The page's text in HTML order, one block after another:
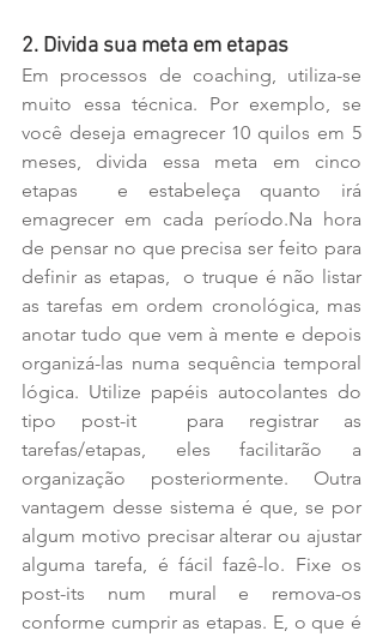
2. Divida sua meta em etapas
Em processos de coaching, utiliza-se
muito essa técnica. Por exemplo, se
você deseja emagrecer 10 quilos em 5
meses, divida essa meta em cinco
etapas  e estabeleça quanto irá
emagrecer em cada período.Na hora
de pensar no que precisa ser feito para
definir as etapas,  o truque é não listar
as tarefas em ordem cronológica, mas
anotar tudo que vem à mente e depois
organizá-las numa sequência temporal
lógica. Utilize papéis autocolantes do
tipo post-it  para registrar as
tarefas/etapas, eles facilitarão a
organização posteriormente. Outra
vantagem desse sistema é que, se por
algum motivo precisar alterar ou ajustar
alguma tarefa, é fácil fazê-lo. Fixe os
post-its num mural e remova-os
conforme cumprir as etapas. E, o que é